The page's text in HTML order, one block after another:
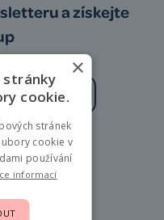
a získejte
údajů
×
stránky
cookie.
stránek
cookie v
používání
informací